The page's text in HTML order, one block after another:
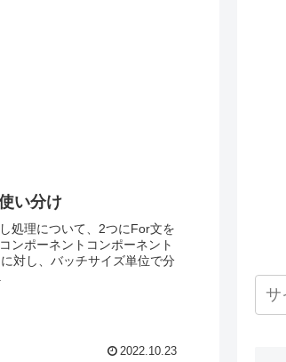
い分け
処理について、2つにFor文を
ンポーネントコンポーネント
対し、バッチサイズ単位で分
2022.10.23